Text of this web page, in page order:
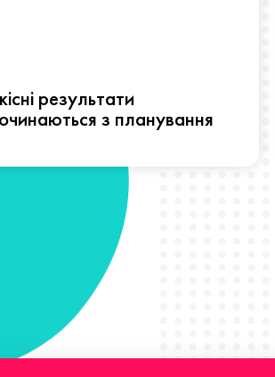
результати
з планування